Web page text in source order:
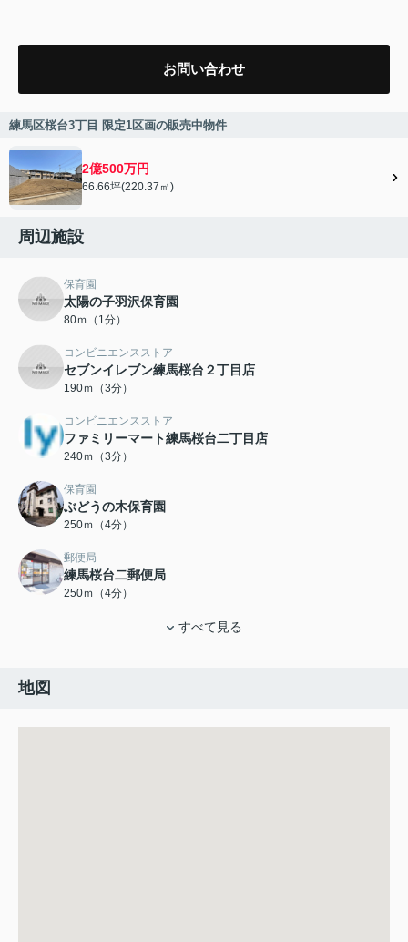
お問い合わせ
練馬区桜台3丁目 限定1区画の販売中物件
2億500万円
66.66坪(220.37㎡)
周辺施設
保育園
太陽の子羽沢保育園
80ｍ（1分）
コンビニエンスストア
セブンイレブン練馬桜台２丁目店
190ｍ（3分）
コンビニエンスストア
ファミリーマート練馬桜台二丁目店
240ｍ（3分）
保育園
ぶどうの木保育園
250ｍ（4分）
郵便局
練馬桜台二郵便局
250ｍ（4分）
すべて見る
地図